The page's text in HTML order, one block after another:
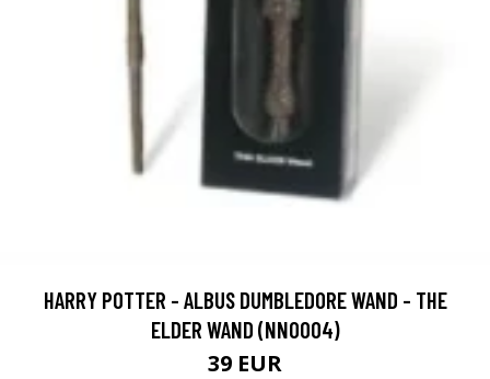
HARRY POTTER - ALBUS DUMBLEDORE WAND - THE
ELDER WAND (NN0004)
39 EUR